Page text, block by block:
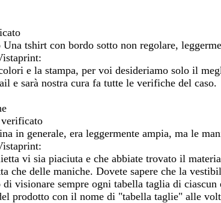
tshirt con bordo sotto non regolare,
e la stampa, per voi desideriamo solo il
e sarà nostra cura fa tutte le verifiche del caso.
in generale, era leggermente ampia, ma le
vi sia piaciuta e che abbiate trovato il
che delle maniche. Dovete sapere che la
visionare sempre ogni tabella taglia di
prodotto con il nome di "tabella taglie" alle